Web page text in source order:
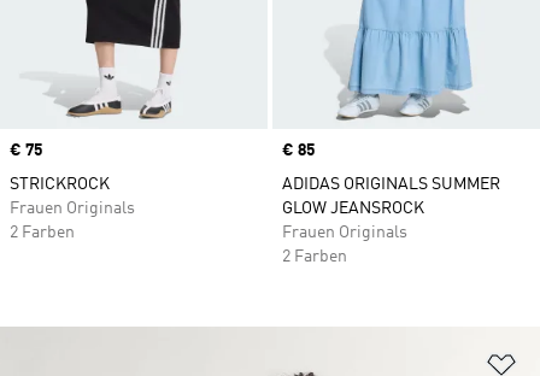
Price
€ 75
STRICKROCK
Frauen Originals
2 Farben
Price
€ 85
ADIDAS ORIGINALS SUMMER
GLOW JEANSROCK
Frauen Originals
2 Farben